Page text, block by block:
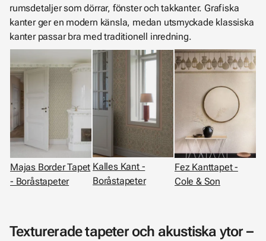
rumsdetaljer som dörrar, fönster och takkanter. Grafiska
kanter ger en modern känsla, medan utsmyckade klassiska
kanter passar bra med traditionell inredning.
Majas Border Tapet
- Boråstapeter
Kalles Kant -
Boråstapeter
Fez Kanttapet -
Cole & Son
Texturerade tapeter och akustiska ytor –